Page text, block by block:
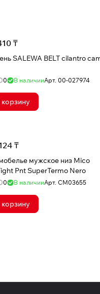
₸
SALEWA BELT cilantro camou
0 В наличииАрт. 00-027974
корзину
₸
мужское низ Mico
Pnt SuperTermo Nero
0 В наличииАрт. CM03655
корзину